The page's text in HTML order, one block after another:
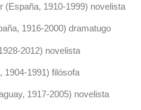
(España, 1910-1999) novelista
1916-2000) dramatugo
2012) novelista
1904-1991) filósofa
1917-2005) novelista